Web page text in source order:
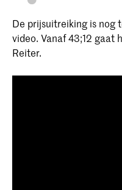
De prijsuitreiking is nog
video. Vanaf 43;12 gaat
Reiter.